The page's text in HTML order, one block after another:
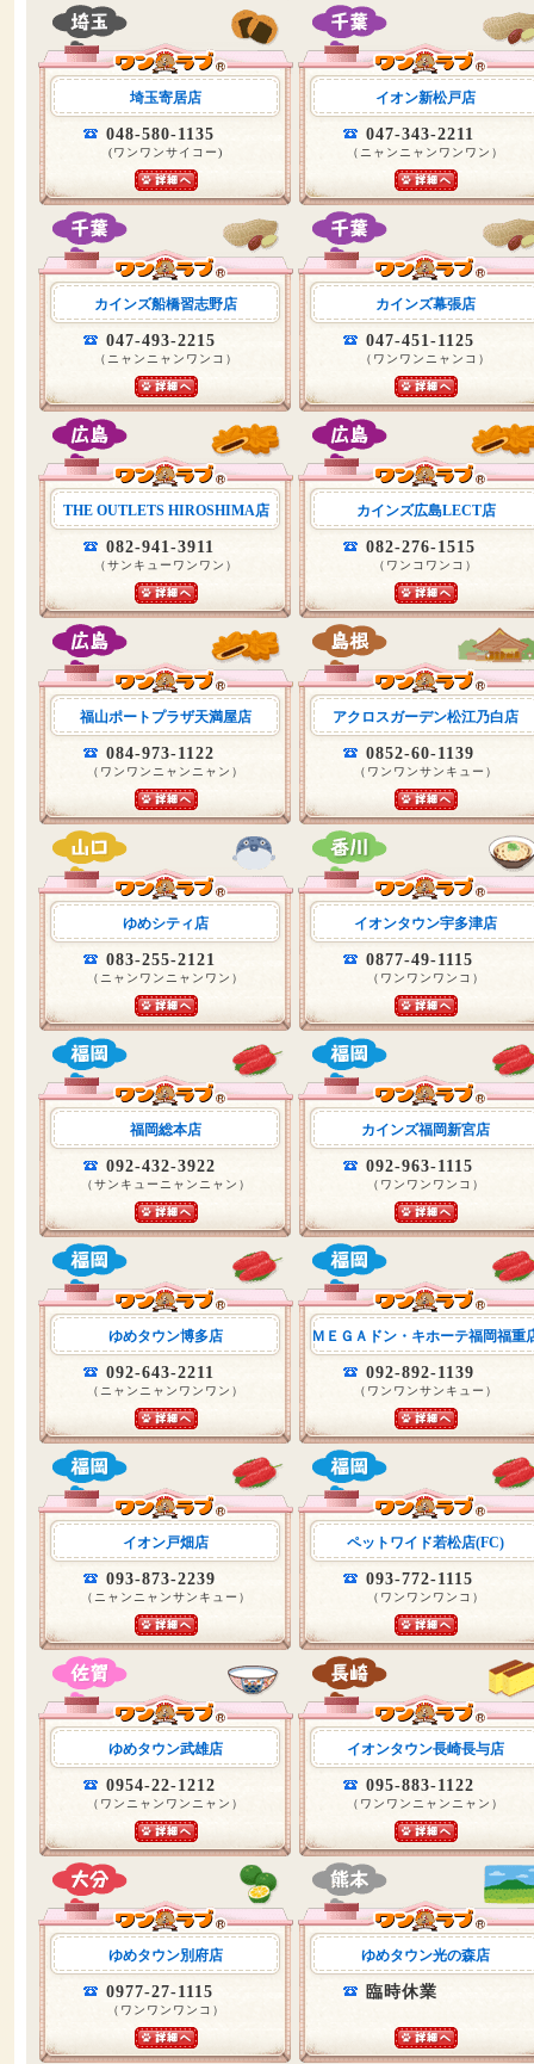
埼玉寄居店
048-580-1135
(ワンワンサイコー)
イオン新松戸店
047-343-2211
（ニャンニャンワンワン）
カインズ船橋習志野店
047-493-2215
（ニャンニャンワンコ）
カインズ幕張店
047-451-1125
（ワンワンニャンコ）
THE OUTLETS HIROSHIMA店
082-941-3911
（サンキューワンワン）
カインズ広島LECT店
082-276-1515
（ワンコワンコ）
福山ポートプラザ天満屋店
084-973-1122
（ワンワンニャンニャン）
アクロスガーデン松江乃白店
0852-60-1139
（ワンワンサンキュー）
ゆめシティ店
083-255-2121
（ニャンワンニャンワン）
イオンタウン宇多津店
0877-49-1115
（ワンワンワンコ）
福岡総本店
092-432-3922
（サンキューニャンニャン）
カインズ福岡新宮店
092-963-1115
（ワンワンワンコ）
ゆめタウン博多店
092-643-2211
（ニャンニャンワンワン）
ＭＥＧＡドン・キホーテ福岡福重
092-892-1139
（ワンワンサンキュー）
イオン戸畑店
093-873-2239
（ニャンニャンサンキュー）
ペットワイド若松店(FC)
093-772-1115
（ワンワンワンコ）
ゆめタウン武雄店
0954-22-1212
（ワンニャンワンニャン）
イオンタウン長崎長与店
095-883-1122
（ワンワンニャンニャン）
ゆめタウン別府店
0977-27-1115
（ワンワンワンコ）
ゆめタウン光の森店
臨時休業